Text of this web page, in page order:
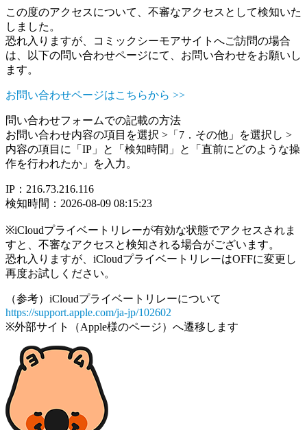
この度のアクセスについて、不審なアクセスとして検知いた
しました。
恐れ入りますが、コミックシーモアサイトへご訪問の場合
は、以下の問い合わせページにて、お問い合わせをお願いし
ます。
お問い合わせページはこちらから >>
問い合わせフォームでの記載の方法
お問い合わせ内容の項目を選択 >「7．その他」を選択し >
内容の項目に「IP」と「検知時間」と「直前にどのような操
作を行われたか」を入力。
IP：216.73.216.116
検知時間：2026-08-09 08:15:23
※iCloudプライベートリレーが有効な状態でアクセスされま
すと、不審なアクセスと検知される場合がございます。
恐れ入りますが、iCloudプライベートリレーはOFFに変更し
再度お試しください。
（参考）iCloudプライベートリレーについて
https://support.apple.com/ja-jp/102602
※外部サイト（Apple様のページ）へ遷移します